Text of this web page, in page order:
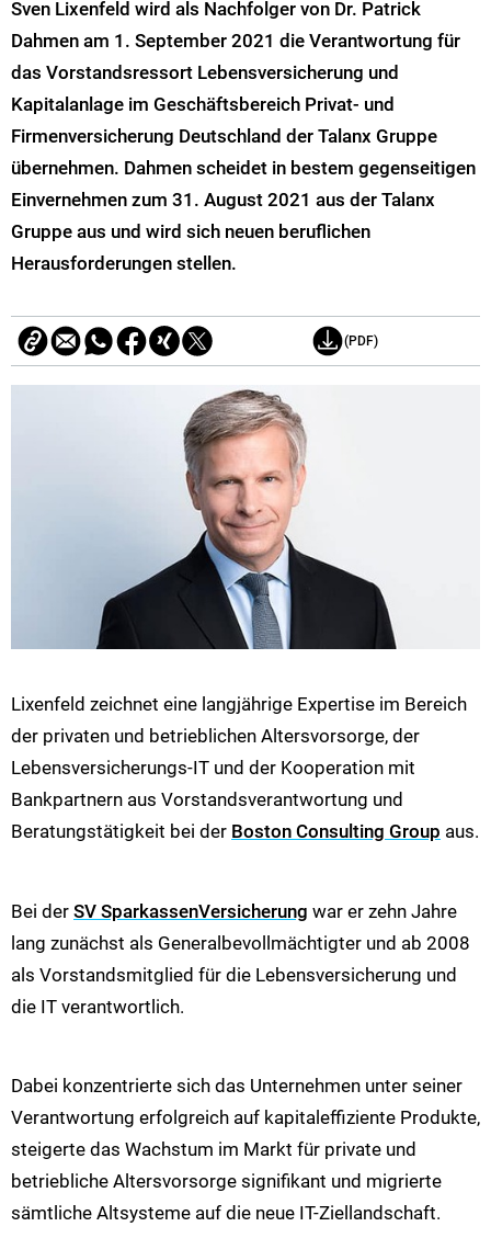
Sven Lixenfeld wird als Nachfolger von Dr. Patrick
Dahmen am 1. September 2021 die Verantwortung für
das Vorstandsressort Lebensversicherung und
Kapitalanlage im Geschäftsbereich Privat- und
Firmenversicherung Deutschland der Talanx Gruppe
übernehmen. Dahmen scheidet in bestem gegenseitigen
Einvernehmen zum 31. August 2021 aus der Talanx
Gruppe aus und wird sich neuen beruflichen
Herausforderungen stellen.
(PDF)
Lixenfeld zeichnet eine langjährige Expertise im Bereich
der privaten und betrieblichen Altersvorsorge, der
Lebensversicherungs-IT und der Kooperation mit
Bankpartnern aus Vorstandsverantwortung und
Beratungstätigkeit bei der Boston Consulting Group aus.
Bei der SV SparkassenVersicherung war er zehn Jahre
lang zunächst als Generalbevollmächtigter und ab 2008
als Vorstandsmitglied für die Lebensversicherung und
die IT verantwortlich.
Dabei konzentrierte sich das Unternehmen unter seiner
Verantwortung erfolgreich auf kapitaleffiziente Produkte,
steigerte das Wachstum im Markt für private und
betriebliche Altersvorsorge signifikant und migrierte
sämtliche Altsysteme auf die neue IT-Ziellandschaft.